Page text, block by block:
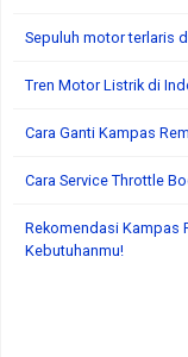
Sepuluh motor terlaris
Tren Motor Listrik di
Cara Ganti Kampas
Cara Service Throttle
Rekomendasi Kampas
Kebutuhanmu!